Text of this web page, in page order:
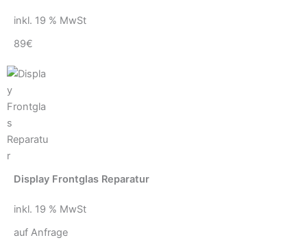
inkl. 19 % MwSt
89€
Display Frontglas Reparatur
inkl. 19 % MwSt
auf Anfrage